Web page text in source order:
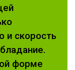
и скорость
форме